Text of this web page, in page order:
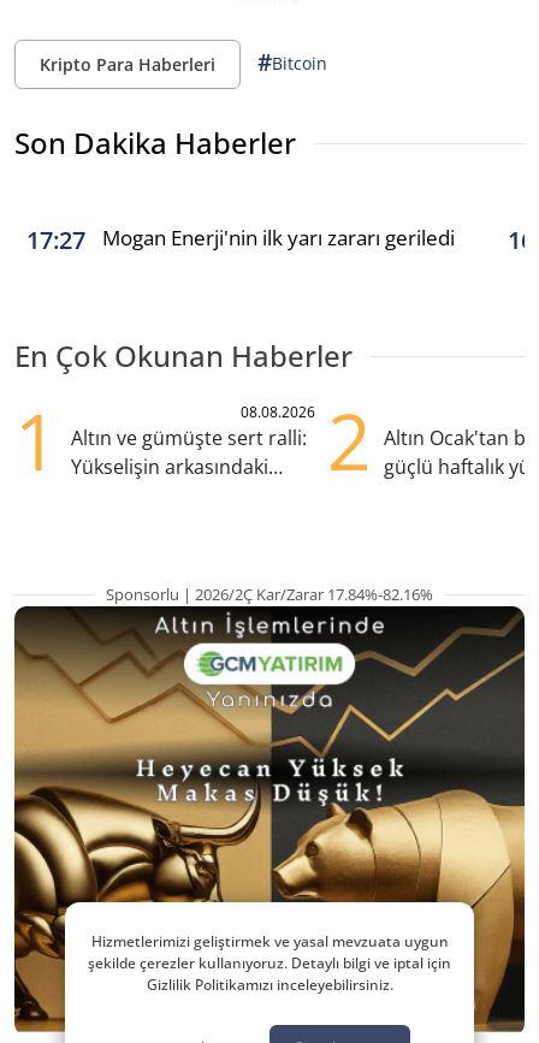
Kripto Para Haberleri #Bitcoin
Son Dakika Haberler
17:27 Mogan Enerji'nin ilk yarı zararı geriledi
En Çok Okunan Haberler
1 08.08.2026
Altın ve gümüşte sert ralli:
Yükselişin arkasındaki
2
Altın Ocak'tan
güçlü haftalık
Sponsorlu | 2026/2Ç Kar/Zarar 17.84%-82.16%
Hizmetlerimizi geliştirmek ve yasal mevzuata uygun
şekilde çerezler kullanıyoruz. Detaylı bilgi ve iptal için
Gizlilik Politikamızı inceleyebilirsiniz.